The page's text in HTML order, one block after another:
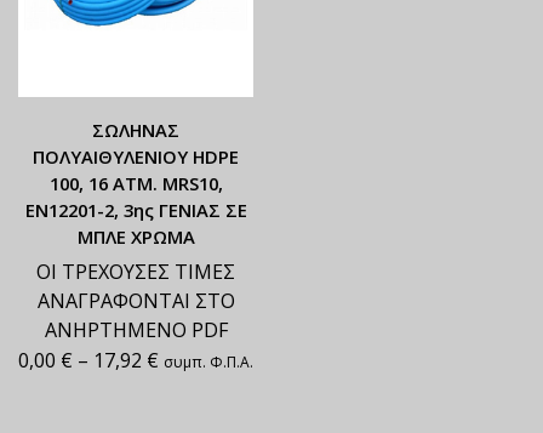
ΣΩΛΗΝΑΣ
ΠΟΛΥΑΙΘΥΛΕΝΙΟΥ HDPE
100, 16 ATM. MRS10,
ΕΝ12201-2, 3ης ΓΕΝΙΑΣ ΣΕ
ΜΠΛΕ ΧΡΩΜΑ
ΟΙ ΤΡΕΧΟΥΣΕΣ ΤΙΜΕΣ
ΑΝΑΓΡΑΦΟΝΤΑΙ ΣΤΟ
ΑΝΗΡΤΗΜΕΝΟ PDF
0,00 € – 17,92 € συμπ. Φ.Π.Α.